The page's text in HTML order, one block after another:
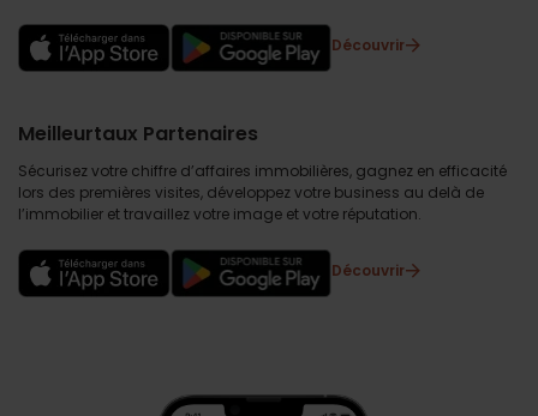
Découvrir
Meilleurtaux Partenaires
Sécurisez votre chiffre d’affaires immobilières, gagnez en efficacité
lors des premières visites, développez votre business au delà de
l’immobilier et travaillez votre image et votre réputation.
Découvrir